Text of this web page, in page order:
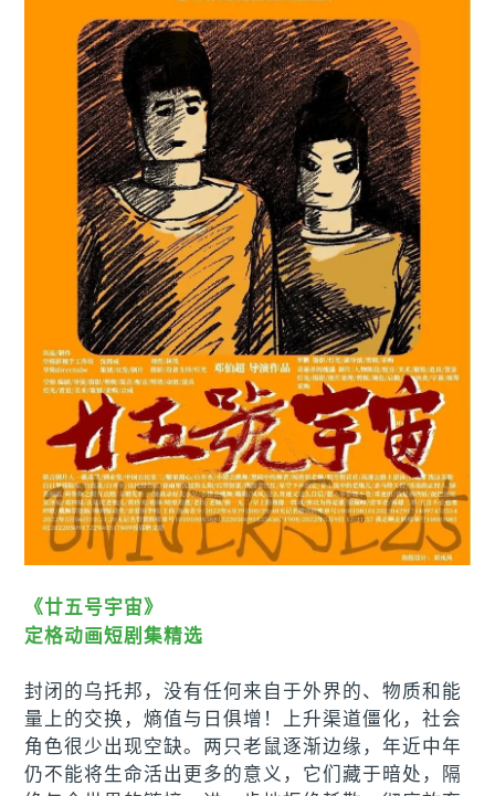
《廿五号宇宙》
定格动画短剧集精选
封闭的乌托邦，没有任何来自于外界的、物质和能
量上的交换，熵值与日俱增！上升渠道僵化，社会
角色很少出现空缺。两只老鼠逐渐边缘，年近中年
仍不能将生命活出更多的意义，它们藏于暗处，隔